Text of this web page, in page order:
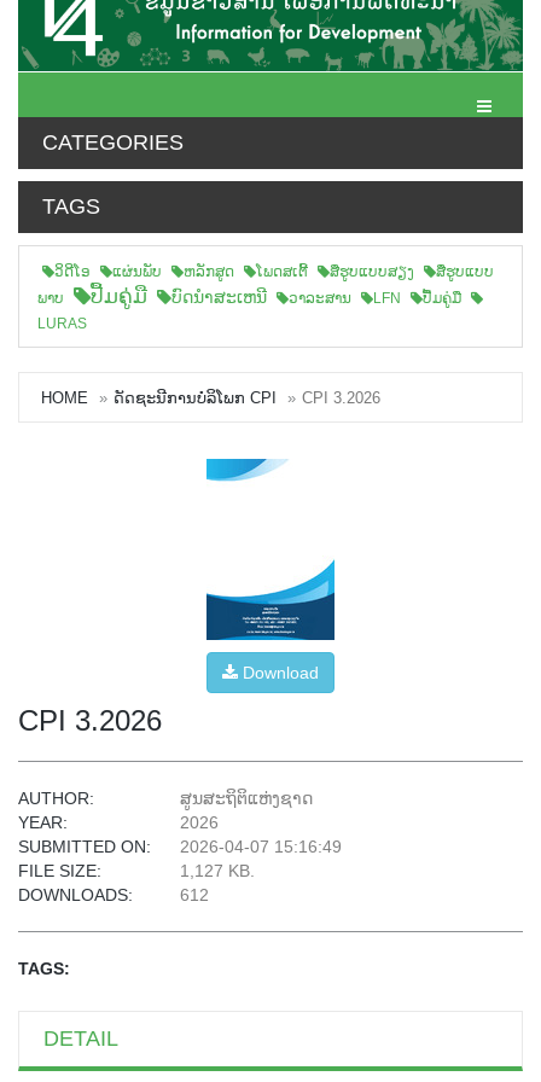
Toggle
CATEGORIES
TAGS
ວິດີໂອ ແຜ່ນພັບ ຫລັກສູດ ໂພດສເຕີ້ ສືຮູບແບບສຽງ
ສື່ຮູບແບບ
ພາບ
ປື້ມຄູ່ມື ບົດນຳສະເຫນີ ວາລະສານ LFN
ປື້ມຄູ່ມື
LURAS
HOME ດັດຊະນີການບໍລິໂພກ CPI CPI 3.2026
Download
CPI 3.2026
AUTHOR:
ສູນສະຖິຕິແຫ່ງຊາດ
YEAR:
2026
SUBMITTED ON:
2026-04-07 15:16:49
FILE SIZE:
1,127 KB.
DOWNLOADS:
612
TAGS:
DETAIL